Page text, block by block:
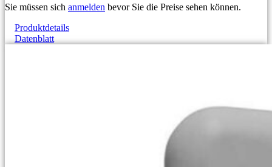
Sie müssen sich anmelden bevor Sie die Preise sehen können.
Produktdetails
Datenblatt